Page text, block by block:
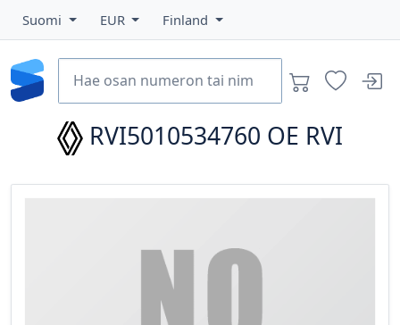
Suomi EUR Finland
RVI5010534760 OE RVI